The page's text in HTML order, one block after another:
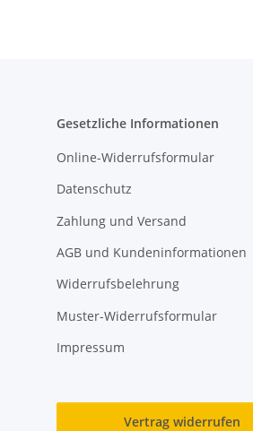
Gesetzliche Informationen
Online-Widerrufsformular
Datenschutz
Zahlung und Versand
AGB und Kundeninformationen
Widerrufsbelehrung
Muster-Widerrufsformular
Impressum
Vertrag widerrufen